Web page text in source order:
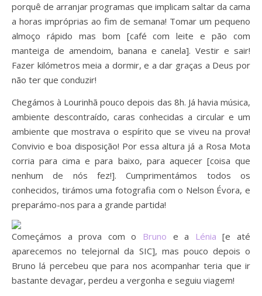
porquê de arranjar programas que implicam saltar da cama
a horas impróprias ao fim de semana! Tomar um pequeno
almoço rápido mas bom [café com leite e pão com
manteiga de amendoim, banana e canela]. Vestir e sair!
Fazer kilómetros meia a dormir, e a dar graças a Deus por
não ter que conduzir!
Chegámos à Lourinhã pouco depois das 8h. Já havia música,
ambiente descontraído, caras conhecidas a circular e um
ambiente que mostrava o espírito que se viveu na prova!
Convivio e boa disposição! Por essa altura já a Rosa Mota
corria para cima e para baixo, para aquecer [coisa que
nenhum de nós fez!]. Cumprimentámos todos os
conhecidos, tirámos uma fotografia com o Nelson Évora, e
preparámo-nos para a grande partida!
Começámos a prova com o Bruno e a Lénia [e até
aparecemos no telejornal da SIC], mas pouco depois o
Bruno lá percebeu que para nos acompanhar teria que ir
bastante devagar, perdeu a vergonha e seguiu viagem!